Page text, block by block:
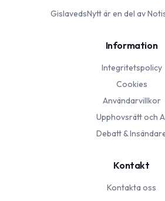
GislavedsNyttär en del av
Information
Integritetspolicy
Cookies
Användarvillkor
Upphovsrätt och
Debatt &
Kontakt
Kontakta oss